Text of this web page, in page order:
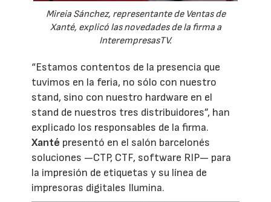
Mireia Sánchez, representante de Ventas de
Xanté, explicó las novedades de la firma a
InterempresasTV.
“Estamos contentos de la presencia que
tuvimos en la feria, no sólo con nuestro
stand, sino con nuestro hardware en el
stand de nuestros tres distribuidores”, han
explicado los responsables de la firma.
Xanté presentó en el salón barcelonés
soluciones —CTP, CTF, software RIP— para
la impresión de etiquetas y su línea de
impresoras digitales Ilumina.